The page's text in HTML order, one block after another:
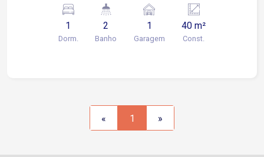
farmácias, restaurantes e diversos comércios e
serviços, trazendo mais praticidade para o seu
dia a dia. O imóvel conta com: 1 suíte Sala de
privilegiada. Agende sua visita!
1
Dorm.
2
Banho
1
Garagem
40 m²
Const.
« 1 »